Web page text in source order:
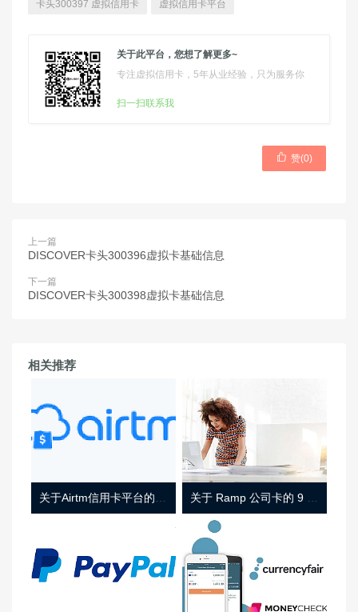
卡头300397 虚拟信用卡 虚拟信用卡平台
关于此平台，您想了解更多~
专注虚拟信用卡，5年从业经验，只为服务你
扫一扫联系我
 赞(0)
上一篇
DISCOVER卡头300396虚拟卡基础信息
下一篇
DISCOVER卡头300398虚拟卡基础信息
相关推荐